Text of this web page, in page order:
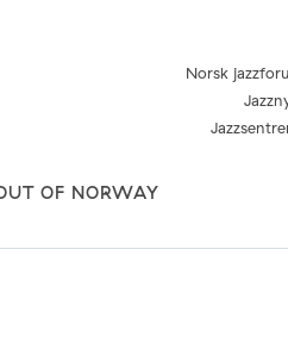
OF NORWAY
Norsk